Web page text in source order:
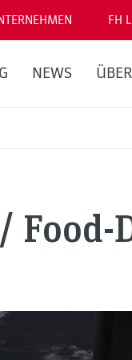
FH
NEWS
Food-